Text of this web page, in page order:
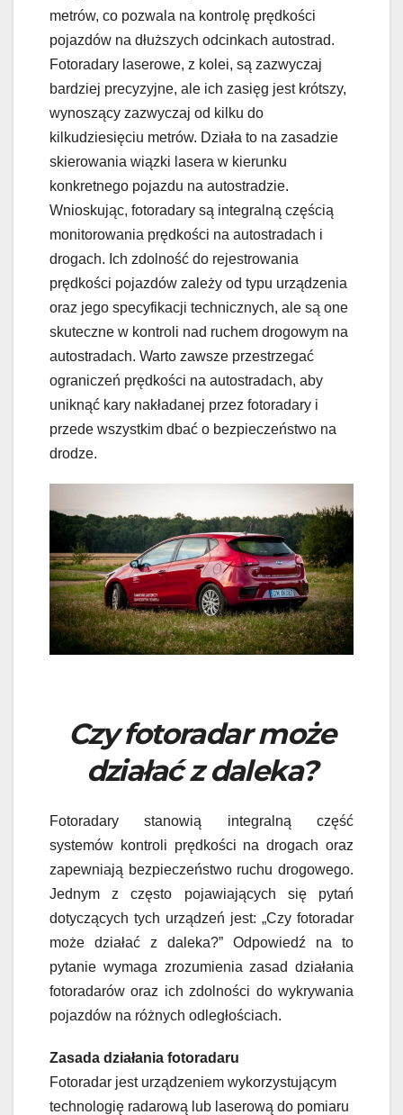
metrów, co pozwala na kontrolę prędkości
pojazdów na dłuższych odcinkach autostrad.
Fotoradary laserowe, z kolei, są zazwyczaj
bardziej precyzyjne, ale ich zasięg jest krótszy,
wynoszący zazwyczaj od kilku do
kilkudziesięciu metrów. Działa to na zasadzie
skierowania wiązki lasera w kierunku
konkretnego pojazdu na autostradzie.
Wnioskując, fotoradary są integralną częścią
monitorowania prędkości na autostradach i
drogach. Ich zdolność do rejestrowania
prędkości pojazdów zależy od typu urządzenia
oraz jego specyfikacji technicznych, ale są one
skuteczne w kontroli nad ruchem drogowym na
autostradach. Warto zawsze przestrzegać
ograniczeń prędkości na autostradach, aby
uniknąć kary nakładanej przez fotoradary i
przede wszystkim dbać o bezpieczeństwo na
drodze.
Czy fotoradar może
działać z daleka?
Fotoradary stanowią integralną część
systemów kontroli prędkości na drogach oraz
zapewniają bezpieczeństwo ruchu drogowego.
Jednym z często pojawiających się pytań
dotyczących tych urządzeń jest: „Czy fotoradar
może działać z daleka?” Odpowiedź na to
pytanie wymaga zrozumienia zasad działania
fotoradarów oraz ich zdolności do wykrywania
pojazdów na różnych odległościach.
Zasada działania fotoradaru
Fotoradar jest urządzeniem wykorzystującym
technologię radarową lub laserową do pomiaru